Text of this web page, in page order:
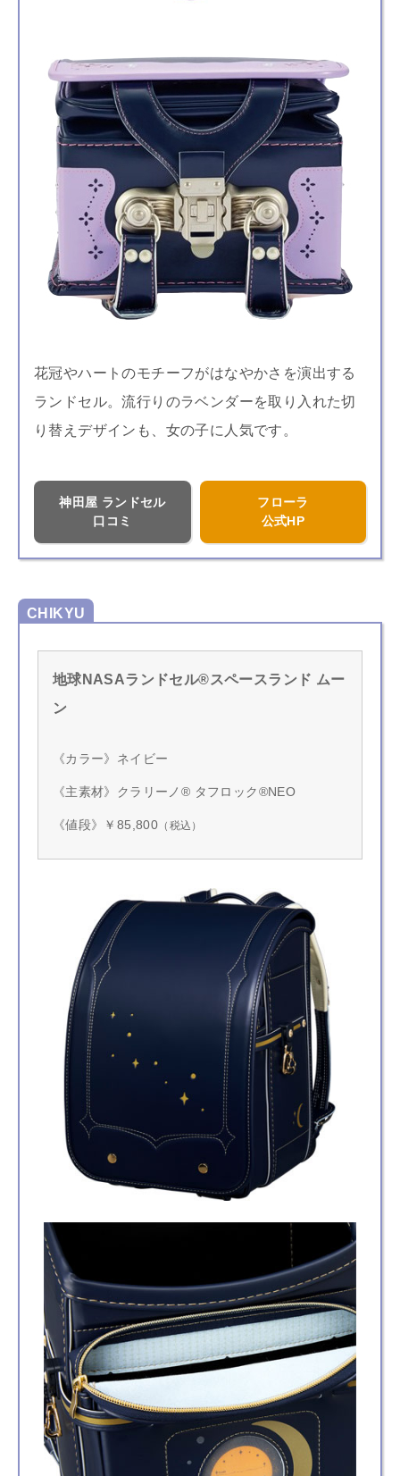
花冠やハートのモチーフがはなやかさを演出する
ランドセル。流行りのラベンダーを取り入れた切
り替えデザインも、女の子に人気です。
神田屋 ランドセル
口コミ
フローラ
公式HP
CHIKYU
地球NASAランドセル®スペースランド ムー
ン
《カラー》ネイビー
《主素材》クラリーノ® タフロック®NEO
《値段》￥85,800 （税込）